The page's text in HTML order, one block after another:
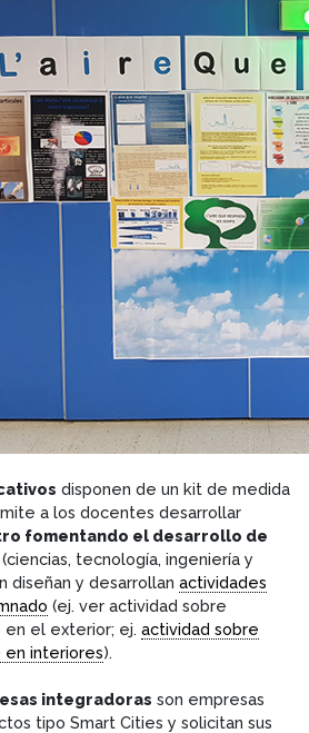
disponen de un kit de medida
a los docentes desarrollar
fomentando el desarrollo de
(ciencias, tecnología, ingeniería y
diseñan y desarrollan actividades
(ej. ver actividad sobre
en el exterior; ej. actividad sobre
en interiores).
integradoras son empresas
tipo Smart Cities y solicitan sus